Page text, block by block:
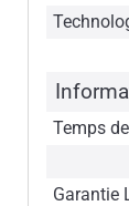
Temps
Garantie